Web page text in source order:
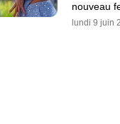
nouveau
lundi 9 juin